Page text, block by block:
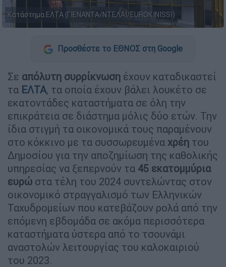
Κατάστημα ΕΛΤΑ (ΓΙΕΝΑΝΤΑ/ΝΤΕΛΑΪ/EUROKINISSI)
Προσθέστε το ΕΘΝΟΣ στη Google
Σε απόλυτη συρρίκνωση έχουν καταδικαστεί
τα ΕΛΤΑ, τα οποία έχουν βάλει λουκέτο σε
εκατοντάδες καταστήματα σε όλη την
επικράτεια σε διάστημα μόλις δύο ετών. Την
ίδια στιγμή τα οικονομικά τους παραμένουν
στο κόκκινο με τα συσσωρευμένα χρέη του
Δημοσίου για την αποζημίωση της καθολικής
υπηρεσίας να ξεπερνούν τα 45 εκατομμύρια
ευρώ στα τέλη του 2024 συντελώντας στον
οικονομικό στραγγαλισμό των Ελληνικών
Ταχυδρομείων που κατεβάζουν ρολά από την
επόμενη εβδομάδα σε ακόμα περισσότερα
καταστήματα ύστερα από το τσουνάμι
αναστολών λειτουργίας του καλοκαιριού
του 2023.